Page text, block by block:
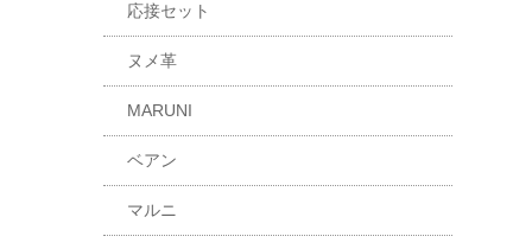
応接セット
ヌメ革
MARUNI
ベアン
マルニ